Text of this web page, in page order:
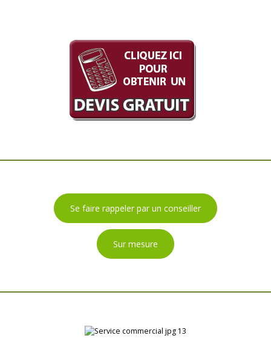
Se faire rappeler par un conseiller
Sur mesure